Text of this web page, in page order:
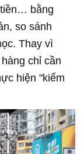
bằng
so sánh
Thay vì
chỉ cần
hiện "kiểm